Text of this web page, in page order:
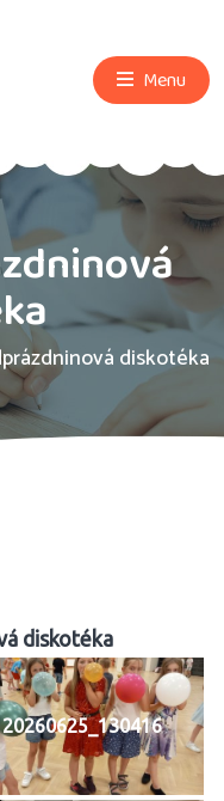
Menu
diskotéka
diskotéka
20260625_130416